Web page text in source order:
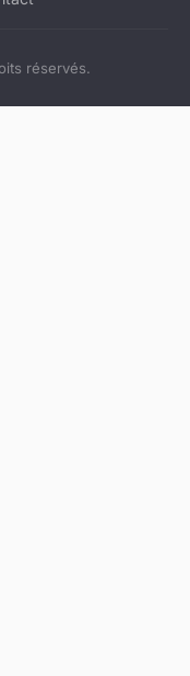
réservés.